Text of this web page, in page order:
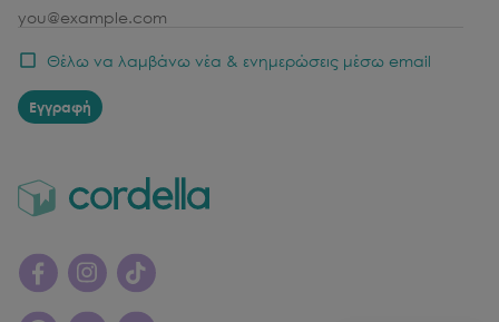
email
Θέλω να λαμβάνω νέα & ενημερώσεις μέσω email
Εγγραφή